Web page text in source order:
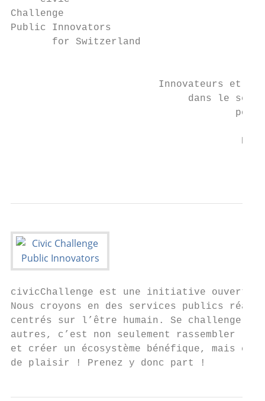
Challenge
Public Innovators
       for Switzerland
Innovateurs et
dans le
pour
civicChallenge est une initiative ouverte
Nous croyons en des services publics
centrés sur l’être humain. Se challenger
autres, c’est non seulement rassembler les
et créer un écosystème bénéfique, mais
de plaisir ! Prenez y donc part !